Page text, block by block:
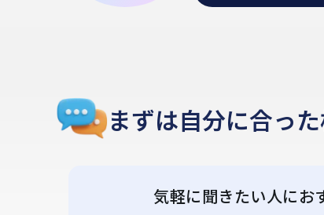
まずは自分に合った
気軽に聞きたい人にお